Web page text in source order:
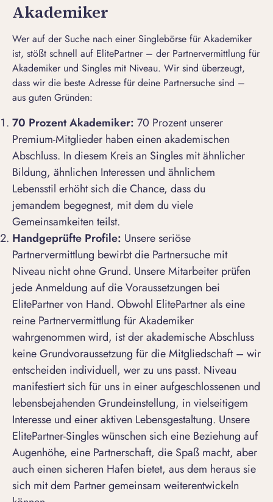
Akademiker
Wer auf der Suche nach einer Singlebörse für Akademiker
ist, stößt schnell auf ElitePartner – der Partnervermittlung für
Akademiker und Singles mit Niveau. Wir sind überzeugt,
dass wir die beste Adresse für deine Partnersuche sind –
aus guten Gründen:
70 Prozent Akademiker: 70 Prozent unserer
Premium-Mitglieder haben einen akademischen
Abschluss. In diesem Kreis an Singles mit ähnlicher
Bildung, ähnlichen Interessen und ähnlichem
Lebensstil erhöht sich die Chance, dass du
jemandem begegnest, mit dem du viele
Gemeinsamkeiten teilst.
Handgeprüfte Profile: Unsere seriöse
Partnervermittlung bewirbt die Partnersuche mit
Niveau nicht ohne Grund. Unsere Mitarbeiter prüfen
jede Anmeldung auf dieVoraussetzungen bei
ElitePartnervon Hand. Obwohl ElitePartner als eine
reine Partnervermittlung für Akademiker
wahrgenommen wird, ist der akademische Abschluss
keine Grundvoraussetzung für die Mitgliedschaft – wir
entscheiden individuell, wer zu uns passt. Niveau
manifestiert sich für uns in einer aufgeschlossenen und
lebensbejahenden Grundeinstellung, in vielseitigem
Interesse und einer aktiven Lebensgestaltung. Unsere
ElitePartner-Singleswünschen sich eine Beziehung auf
Augenhöhe, eine Partnerschaft, die Spaß macht, aber
auch einen sicheren Hafen bietet, aus dem heraus sie
sich mit dem Partner gemeinsam weiterentwickeln